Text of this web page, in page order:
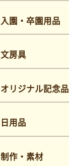
入園・卒園用品
文房具
オリジナル記念品
日用品
制作・素材